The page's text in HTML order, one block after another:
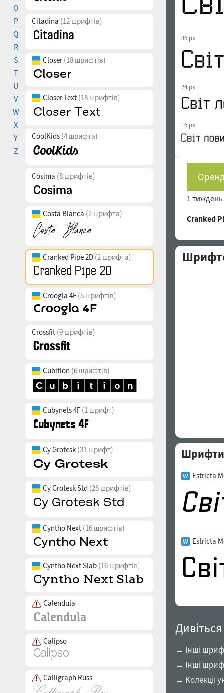
O
P
Q
R
S
T
U
V
W
X
Y
Z
Citadina (12 шрифтів)
Closer(18 шрифтів)
Closer Text (18 шрифтів)
CoolKids (4 шрифта)
Cosima (8 шрифтів)
Costa Blanca (2 шрифта)
Cranked Pipe 2D (2 шрифта)
Croogla 4F (5 шрифтів)
Crossfit (9 шрифтів)
Cubition (6 шрифтів)
Cubynets 4F (1 шрифт)
Cy Grotesk (31 шрифт)
Cy Grotesk Std (28 шрифтів)
Cyntho Next (16 шрифтів)
Cyntho Next Slab (16 шрифтів)
Calendula
Calipso
Calligraph Russ
36 px
24 px
16 px
1
Cranked
Шрифти
Estricta
Estricta
→ Інші
→ Інші
→ Колекції